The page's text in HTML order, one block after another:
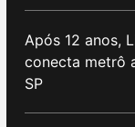
Após 12 anos,
conecta metrô
SP